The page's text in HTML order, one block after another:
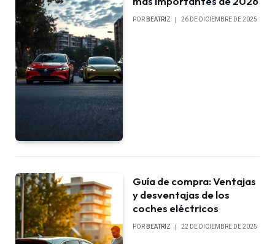
POR BEATRIZ 26 DE DICIEMBRE DE 2025
Guía de compra: Ventajas
y desventajas de los
coches eléctricos
POR BEATRIZ 22 DE DICIEMBRE DE 2025